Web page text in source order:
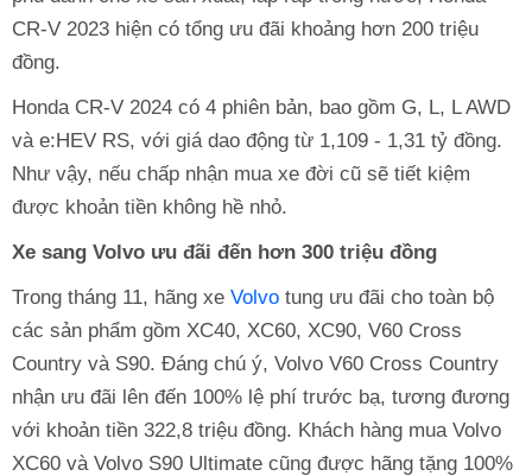
CR-V 2023 hiện có tổng ưu đãi khoảng hơn 200 triệu
đồng.
Honda CR-V 2024 có 4 phiên bản, bao gồm G, L, L AWD
và e:HEV RS, với giá dao động từ 1,109 - 1,31 tỷ đồng.
Như vậy, nếu chấp nhận mua xe đời cũ sẽ tiết kiệm
được khoản tiền không hề nhỏ.
Xe sang Volvo ưu đãi đến hơn 300 triệu đồng
Trong tháng 11, hãng xe Volvo tung ưu đãi cho toàn bộ
các sản phẩm gồm XC40, XC60, XC90, V60 Cross
Country và S90. Đáng chú ý, Volvo V60 Cross Country
nhận ưu đãi lên đến 100% lệ phí trước bạ, tương đương
với khoản tiền 322,8 triệu đồng. Khách hàng mua Volvo
XC60 và Volvo S90 Ultimate cũng được hãng tặng 100%